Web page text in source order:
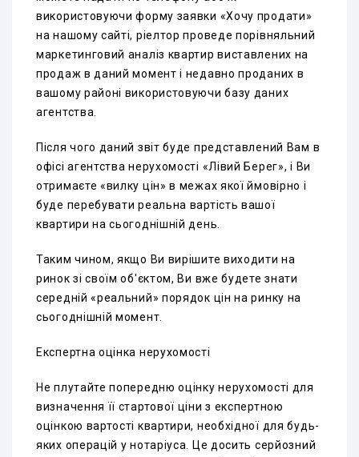
використовуючи форму заявки «Хочу продати»
на нашому сайті, ріелтор проведе порівняльний
маркетинговий аналіз квартир виставлених на
продаж в даний момент і недавно проданих в
вашому районі використовуючи базу даних
агентства.
Після чого даний звіт буде представлений Вам в
офісі агентства нерухомості «Лівий Берег», і Ви
отримаєте «вилку цін» в межах якої ймовірно і
буде перебувати реальна вартість вашої
квартири на сьогоднішній день.
Таким чином, якщо Ви вирішите виходити на
ринок зі своїм об'єктом, Ви вже будете знати
середній «реальний» порядок цін на ринку на
сьогоднішній момент.
Експертна оцінка нерухомості
Не плутайте попередню оцінку нерухомості для
визначення її стартової ціни з експертною
оцінкою вартості квартири, необхідної для будь-
яких операцій у нотаріуса. Це досить серйозний